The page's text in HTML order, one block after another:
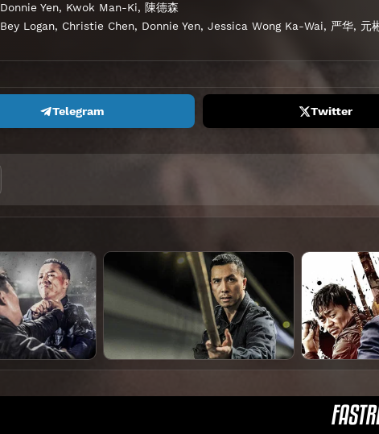
Donnie Yen, Kwok Man-Ki, 陳德森
Bey Logan, Christie Chen, Donnie Yen, Jessica Wong Ka-Wai, 严华, 元
Telegram Twitter